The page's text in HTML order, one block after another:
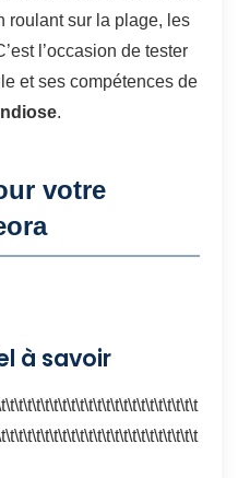
roulant sur la plage, les
l’occasion de tester
et ses compétences de
.
votre
à savoir